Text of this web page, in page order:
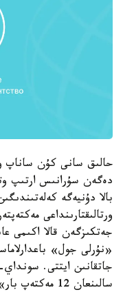
حالىق سانى كۇن ساناپ
بالا دۇنيەگە
ورتالىقتارىنداعى
جەتكىزگەن قالا اكىمى
جاتقانىن ايتتى.
سالىنعان 12 مەكتەپ بار» دەدى.